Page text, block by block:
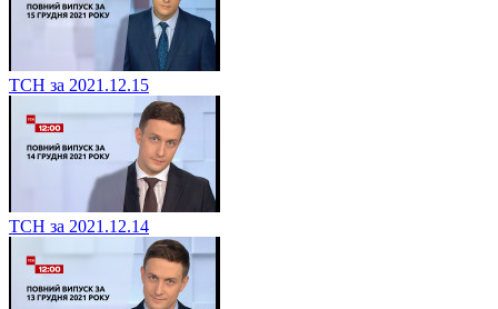
ТСН за 2021.12.15
ТСН за 2021.12.14